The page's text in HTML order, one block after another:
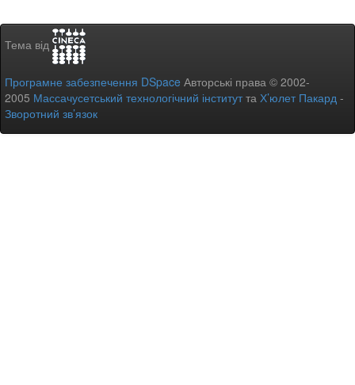
Тема від
Програмне забезпечення DSpace Авторські права © 2002-
2005 Массачусетський технологічний інститутта Х’юлет Пакард -
Зворотний зв’язок